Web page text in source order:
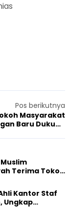
Pos berikutnya
Masyarakat
Baru Dukung
Depok
Terima Tokoh
Islamabad
Kantor Staf
Ungkap